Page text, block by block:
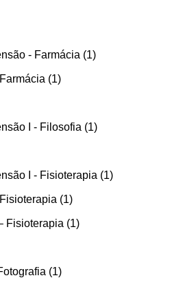
- Farmácia 1
1
I - Filosofia 1
I - Fisioterapia 1
1
Fisioterapia 1
1